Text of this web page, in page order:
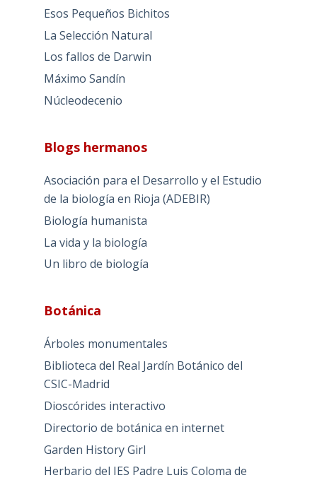
Esos Pequeños Bichitos
La Selección Natural
Los fallos de Darwin
Máximo Sandín
Núcleodecenio
Blogs hermanos
Asociación para el Desarrollo y el Estudio
de la biología en Rioja (ADEBIR)
Biología humanista
La vida y la biología
Un libro de biología
Botánica
Árboles monumentales
Biblioteca del Real Jardín Botánico del
CSIC-Madrid
Dioscórides interactivo
Directorio de botánica en internet
Garden History Girl
Herbario del IES Padre Luis Coloma de